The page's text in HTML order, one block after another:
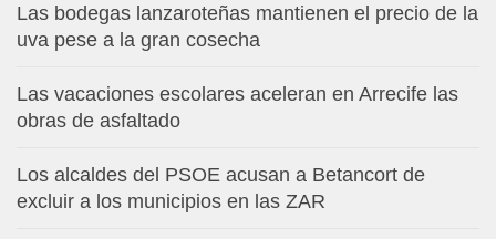
Las bodegas lanzaroteñas mantienen el precio de la
uva pese a la gran cosecha
Las vacaciones escolares aceleran en Arrecife las
obras de asfaltado
Los alcaldes del PSOE acusan a Betancort de
excluir a los municipios en las ZAR